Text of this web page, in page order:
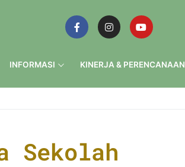
INFORMASI KINERJA & PERENCANAAN
Sekolah